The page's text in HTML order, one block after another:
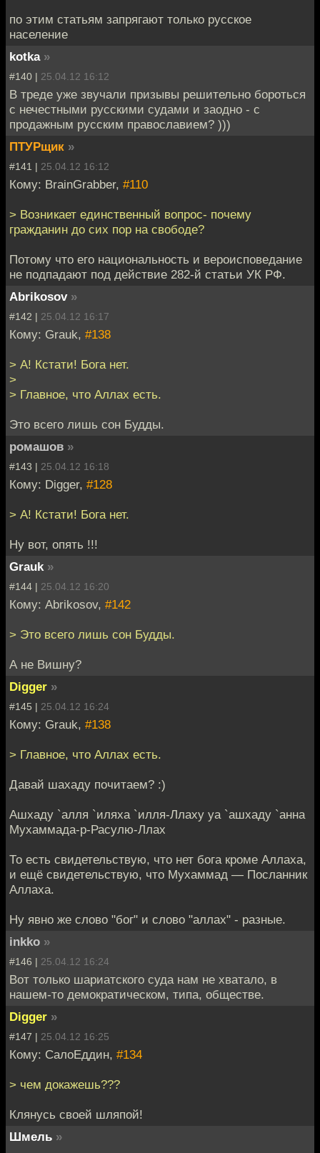
по этим статьям запрягают только русское
население
kotka »
#140 | 25.04.12 16:12
В треде уже звучали призывы решительно бороться
с нечестными русскими судами и заодно - с
продажным русским православием? )))
ПТУРщик »
#141 | 25.04.12 16:12
Кому: BrainGrabber, #110
> Возникает единственный вопрос- почему
гражданин до сих пор на свободе?
Потому что его национальность и вероисповедание
не подпадают под действие 282-й статьи УК РФ.
Abrikosov »
#142 | 25.04.12 16:17
Кому: Grauk, #138
> А! Кстати! Бога нет.
>
> Главное, что Аллах есть.
Это всего лишь сон Будды.
ромашов »
#143 | 25.04.12 16:18
Кому: Digger, #128
> А! Кстати! Бога нет.
Ну вот, опять !!!
Grauk »
#144 | 25.04.12 16:20
Кому: Abrikosov, #142
> Это всего лишь сон Будды.
А не Вишну?
Digger »
#145 | 25.04.12 16:24
Кому: Grauk, #138
> Главное, что Аллах есть.
Давай шахаду почитаем? :)
Ашхаду `алля `иляха `илля-Ллаху уа `ашхаду `анна
Мухаммада-р-Расулю-Ллах
То есть свидетельствую, что нет бога кроме Аллаха,
и ещё свидетельствую, что Мухаммад — Посланник
Аллаха.
Ну явно же слово "бог" и слово "аллах" - разные.
inkko »
#146 | 25.04.12 16:24
Вот только шариатского суда нам не хватало, в
нашем-то демократическом, типа, обществе.
Digger »
#147 | 25.04.12 16:25
Кому: СалоЕддин, #134
> чем докажешь???
Клянусь своей шляпой!
Шмель »